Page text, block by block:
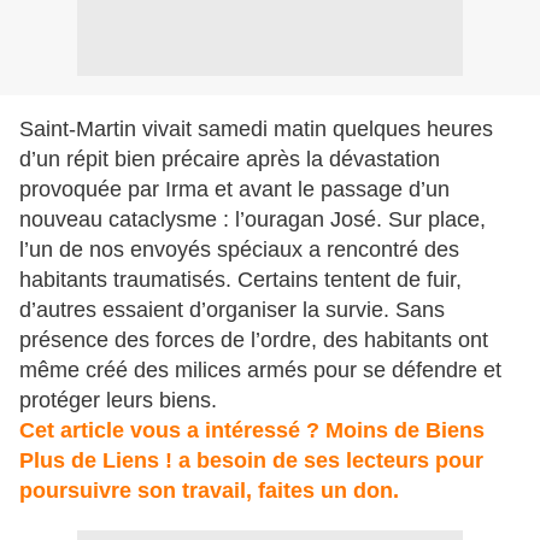
Saint-Martin vivait samedi matin quelques heures
d’un répit bien précaire après la dévastation
provoquée par Irma et avant le passage d’un
nouveau cataclysme : l’ouragan José. Sur place,
l’un de nos envoyés spéciaux a rencontré des
habitants traumatisés. Certains tentent de fuir,
d’autres essaient d’organiser la survie. Sans
présence des forces de l’ordre, des habitants ont
même créé des milices armés pour se défendre et
protéger leurs biens.
Cet article vous a intéressé ? Moins de Biens
Plus de Liens ! a besoin de ses lecteurs pour
poursuivre son travail, faites un don.